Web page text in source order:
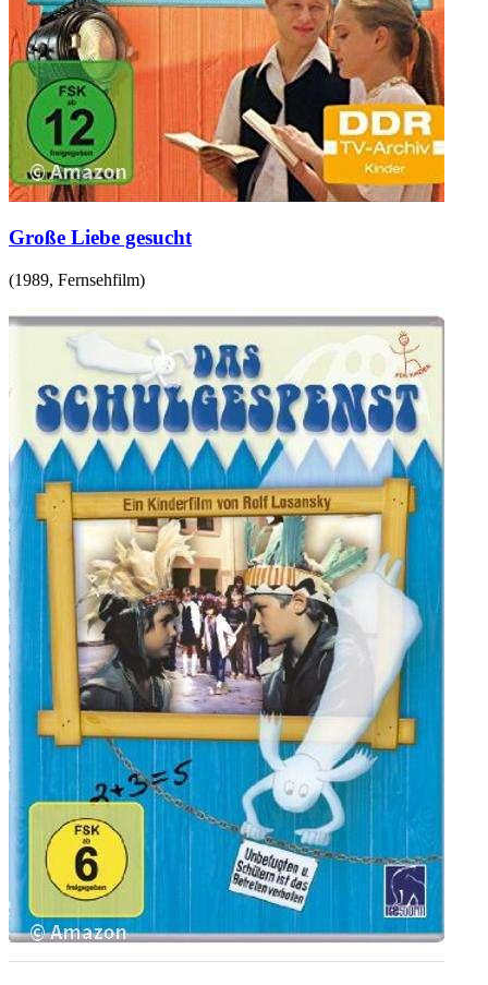
Große Liebe gesucht
(1989, Fernsehfilm)